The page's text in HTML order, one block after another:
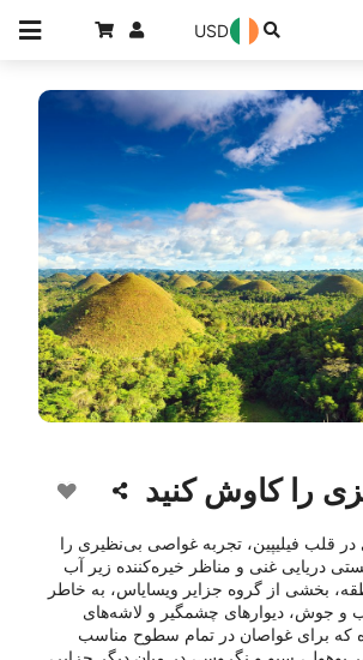
USD
را کاوش کنید
قلب فیلیپین، تجربه غواصی بی‌نظیری را
دریایی غنی و مناظر خیره‌کننده زیر آب
بخشی از گروه جزایر ویسایاس، به خاطر
و جوش، دیوارهای چشمگیر و لاشه‌های
برای غواصان در تمام سطوح مناسب